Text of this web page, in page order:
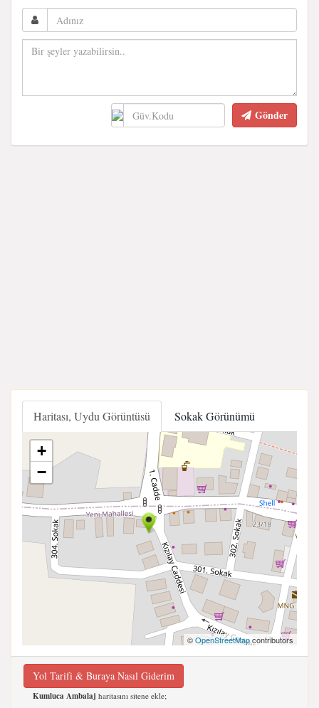
Gönder
Haritası, Uydu Görüntüsü Sokak Görünümü
+
−
©OpenStreetMapcontributors
Yol Tarifi & Buraya Nasıl Giderim
Kumluca Ambalaj haritasını sitene ekle;